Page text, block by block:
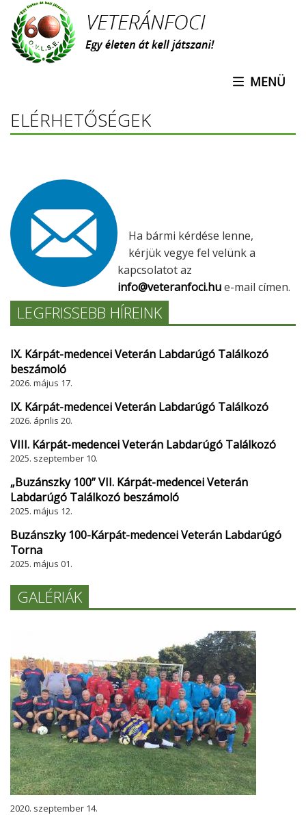
Ugrás
tartalomra
MENÜ
ELÉRHETŐSÉGEK
Ha bármi kérdése lenne,
kérjük vegye fel velünk a
kapcsolatot az
info@veteranfoci.hue-mail címen.
LEGFRISSEBB HÍREINK
IX. Kárpát-medencei Veterán Labdarúgó Találkozó
beszámoló
2026. május 17.
IX. Kárpát-medencei Veterán Labdarúgó Találkozó
2026. április 20.
VIII. Kárpát-medencei Veterán Labdarúgó Találkozó
2025. szeptember 10.
„Buzánszky 100” VII. Kárpát-medencei Veterán
Labdarúgó Találkozó beszámoló
2025. május 12.
Buzánszky 100-Kárpát-medencei Veterán Labdarúgó
Torna
2025. május 01.
GALÉRIÁK
2020. szeptember 14.